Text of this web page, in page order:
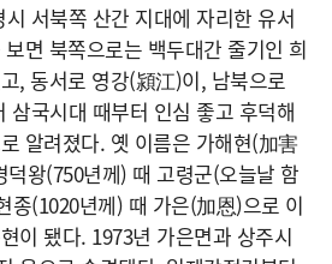
서북쪽 산간 지대에 자리한 유서
면 북쪽으로는 백두대간 줄기인 희
, 동서로 영강(潁江)이, 남북으로
삼국시대 때부터 인심 좋고 후덕해
알려졌다. 옛 이름은 가해현(加害
왕(750년께) 때 고령군(오늘날 함
종(1020년께) 때 가은(加恩)으로 이
이 됐다. 1973년 가은면과 상주시